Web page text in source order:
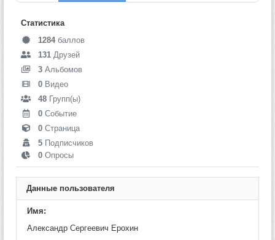
Статистика
1284 баллов
131 Друзей
3 Альбомов
0 Видео
48 Групп(ы)
0 Событие
0 Страница
5 Подписчиков
0 Опросы
Данные пользователя
Имя:
Александр Сергеевич Ерохин